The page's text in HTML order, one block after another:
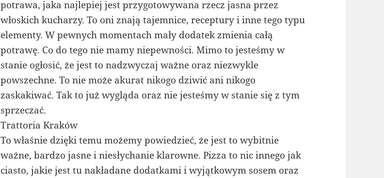
potrawa, jaka najlepiej jest przygotowywana rzecz jasna przez
włoskich kucharzy. To oni znają tajemnice, receptury i inne tego typu
elementy. W pewnych momentach mały dodatek zmienia całą
potrawę. Co do tego nie mamy niepewności. Mimo to jesteśmy w
stanie ogłosić, że jest to nadzwyczaj ważne oraz niezwykle
powszechne. To nie może akurat nikogo dziwić ani nikogo
zaskakiwać. Tak to już wygląda oraz nie jesteśmy w stanie się z tym
sprzeczać.
Trattoria Kraków
To właśnie dzięki temu możemy powiedzieć, że jest to wybitnie
ważne, bardzo jasne i niesłychanie klarowne. Pizza to nic innego jak
ciasto, jakie jest tu nakładane dodatkami i wyjątkowym sosem oraz